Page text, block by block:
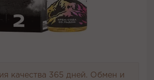
качества 365 дней. Обмен и